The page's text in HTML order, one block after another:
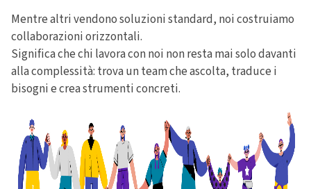
Mentre altri vendono soluzioni standard, noi costruiamo
collaborazioni orizzontali.
Significa che chi lavora con noi non resta mai solo davanti
alla complessità: trova un team che ascolta, traduce i
bisogni e crea strumenti concreti.